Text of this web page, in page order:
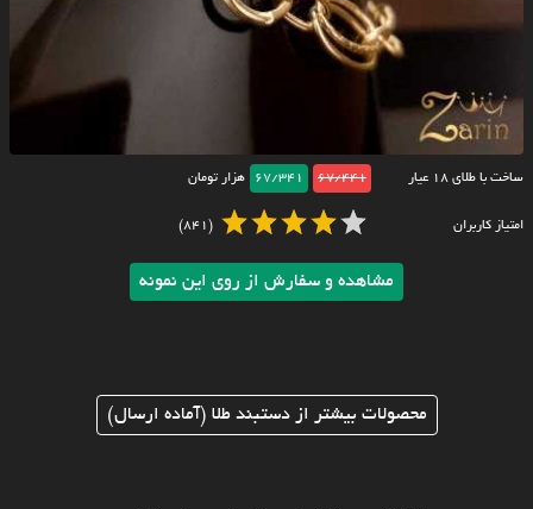
ساخت با طلای ۱۸ عیار 67/441
67/341 هزار تومان
امتیاز کاربران (841)
مشاهده و سفارش از روی این نمونه
محصولات بیشتر از دستبند طلا (آماده ارسال)